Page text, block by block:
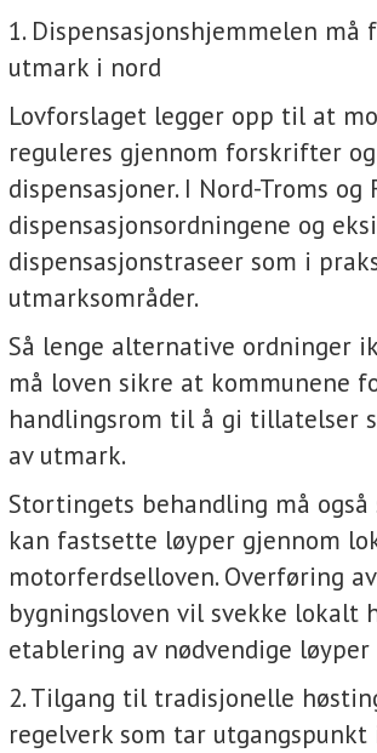
1. Dispensasjonshjemmelen
utmark i nord
Lovforslaget legger opp til at
reguleres gjennom forskrifter
dispensasjoner. I Nord-Troms
dispensasjonsordningene og
dispensasjonstraseer som i
utmarksområder.
Så lenge alternative ordninger
må loven sikre at kommunene
handlingsrom til å gi tillatelser
av utmark.
Stortingets behandling må
kan fastsette løyper gjennom
motorferdselloven. Overføring
bygningsloven vil svekke lokalt
etablering av nødvendige
2. Tilgang til tradisjonelle
regelverk som tar